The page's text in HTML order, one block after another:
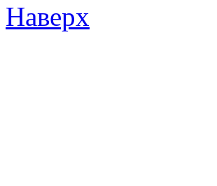
Наверх